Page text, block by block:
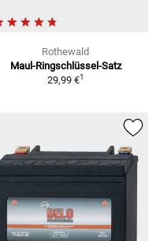
Rothewald
Maul-Ringschlüssel-Satz
29,99 €1